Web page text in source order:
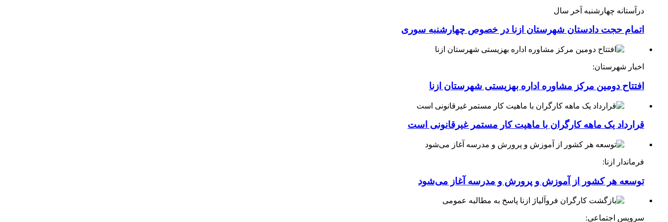
درآستانه چهارشنبه آخر سال
اتمام حجت دادستان شهرستان ازنا در خصوص چهارشنبه ‌سوری
اخبار شهرستان:
افتتاح دومین مرکز مشاوره اداره بهزیستی شهرستان ازنا
قرارداد یک ماهه کارگران با ماهیت کار مستمر غیرقانونی است
فرماندار ازنا:
توسعه هر کشور از آموزش و پرورش و مدرسه آغاز می‌شود
سرویس اجتماعی: